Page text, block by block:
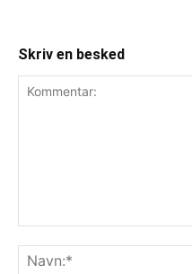
Skriv en besked